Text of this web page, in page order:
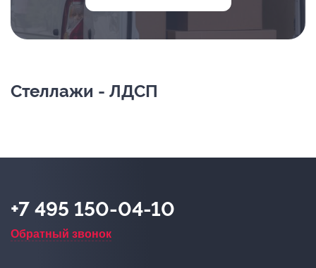
Стеллажи - ЛДСП
+7 495 150-04-10
Обратный звонок